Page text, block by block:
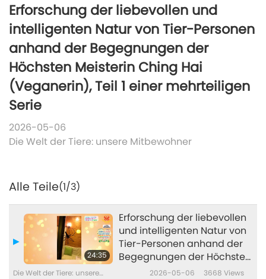
Erforschung der liebevollen und
intelligenten Natur von Tier-Personen
anhand der Begegnungen der
Höchsten Meisterin Ching Hai
(Veganerin), Teil 1 einer mehrteiligen
Serie
2026-05-06
Die Welt der Tiere: unsere Mitbewohner
Alle Teile(1/3)
24:35
Erforschung der liebevollen
und intelligenten Natur von
Tier-Personen anhand der
Begegnungen der Höchsten
Meisterin Ching Hai
Die Welt der Tiere: unsere
2026-05-06 3668 Views